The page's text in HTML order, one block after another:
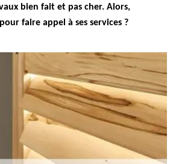
bien fait et pas cher. Alors,
faire appel à ses services ?